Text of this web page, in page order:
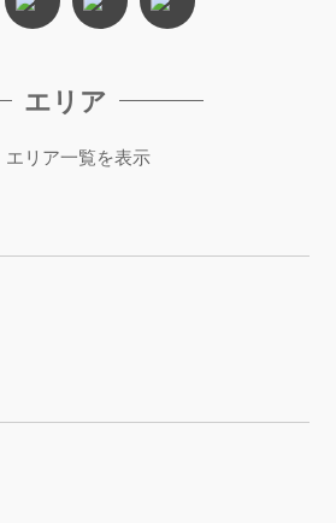
エリア
エリア一覧を表示